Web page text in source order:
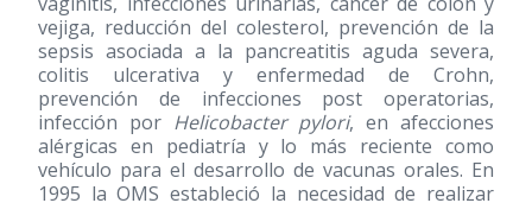
vejiga, reducción del colesterol, prevención de la
sepsis asociada a la pancreatitis aguda severa,
colitis ulcerativa y enfermedad de Crohn,
prevención de infecciones post operatorias,
infección por Helicobacter pylori, en afecciones
alérgicas en pediatría y lo más reciente como
vehículo para el desarrollo de vacunas orales. En
1995 la OMS estableció la necesidad de realizar